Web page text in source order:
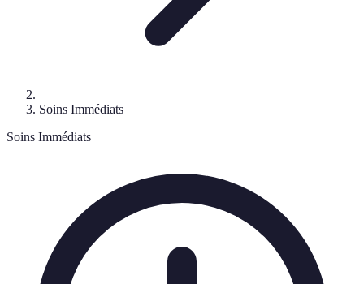
Soins Immédiats
Soins Immédiats